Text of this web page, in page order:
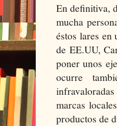
En definitiva,
mucha
éstos lares en
de EE.UU,
poner unos
ocurre
marcas
productos de